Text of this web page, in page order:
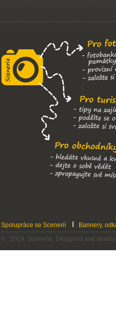
Spolupráce se Scenerií Bannery,
© 2014 Scenerie, Designed and